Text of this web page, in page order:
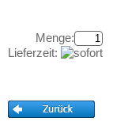
Vereinigte
Banknotenbriefe
Kataloge
Gutscheine
Menge:
Lieferzeit: